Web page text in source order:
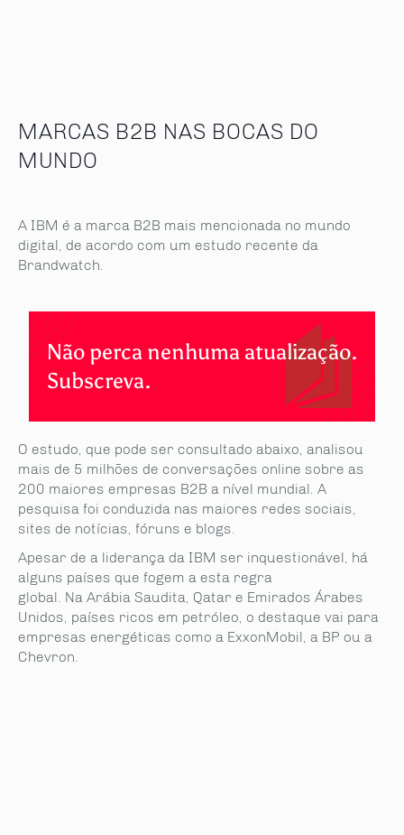
MARCAS B2B NAS BOCAS DO
MUNDO
A IBM é a marca B2B mais mencionada no mundo
digital, de acordo com um estudo recente da
Brandwatch.
Não perca nenhuma atualização.
Subscreva.
O estudo, que pode ser consultado abaixo, analisou
mais de 5 milhões de conversações online sobre as
200 maiores empresas B2B a nível mundial. A
pesquisa foi conduzida nas maiores redes sociais,
sites de notícias, fóruns e blogs.
Apesar de a liderança da IBM ser inquestionável, há
alguns países que fogem a esta regra
global. Na Arábia Saudita, Qatar e Emirados Árabes
Unidos, países ricos em petróleo, o destaque vai para
empresas energéticas como a ExxonMobil, a BP ou a
Chevron.